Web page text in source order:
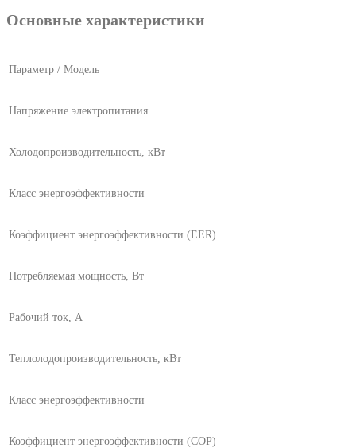
Основные характеристики
Параметр / Модель
Напряжение электропитания
Холодопроизводительность, кВт
Класс энергоэффективности
Коэффициент энергоэффективности (EER)
Потребляемая мощность, Вт
Рабочий ток, А
Теплолодопроизводительность, кВт
Класс энергоэффективности
Коэффициент энергоэффективности (СОР)